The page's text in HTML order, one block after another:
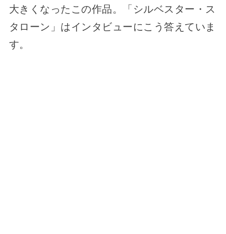
大きくなったこの作品。「シルベスター・ス
タローン」はインタビューにこう答えていま
す。